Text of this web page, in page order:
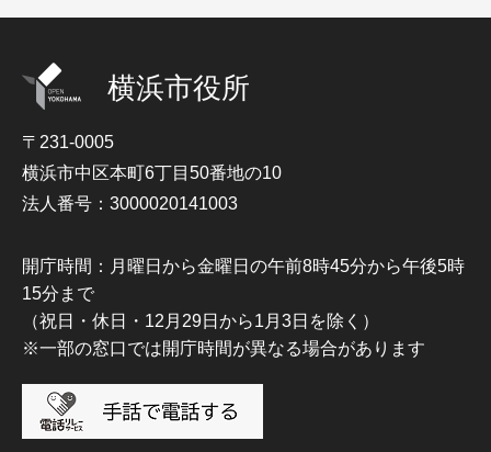
横浜市役所
〒231-0005
横浜市中区本町6丁目50番地の10
法人番号：3000020141003
開庁時間：月曜日から金曜日の午前8時45分から午後5時
15分まで
（祝日・休日・12月29日から1月3日を除く）
※一部の窓口では開庁時間が異なる場合があります